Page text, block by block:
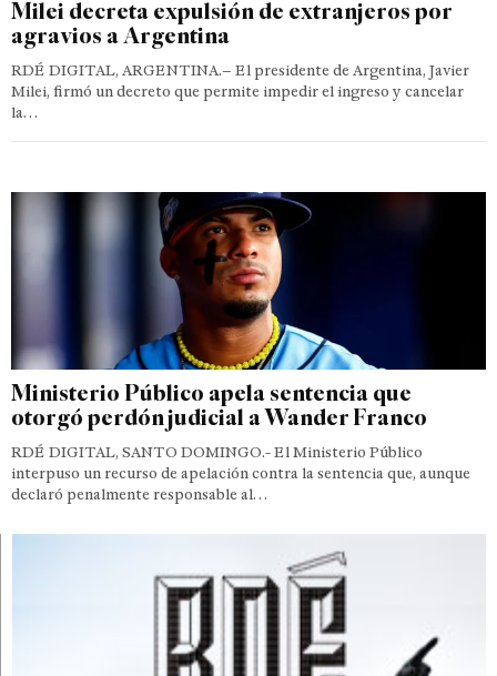
Milei decreta expulsión de extranjeros por
agravios a Argentina
RDÉ DIGITAL, ARGENTINA.– El presidente de Argentina, Javier
Milei, firmó un decreto que permite impedir el ingreso y cancelar
la…
Ministerio Público apela sentencia que
otorgó perdón judicial a Wander Franco
RDÉ DIGITAL, SANTO DOMINGO.- El Ministerio Público
interpuso un recurso de apelación contra la sentencia que, aunque
declaró penalmente responsable al…